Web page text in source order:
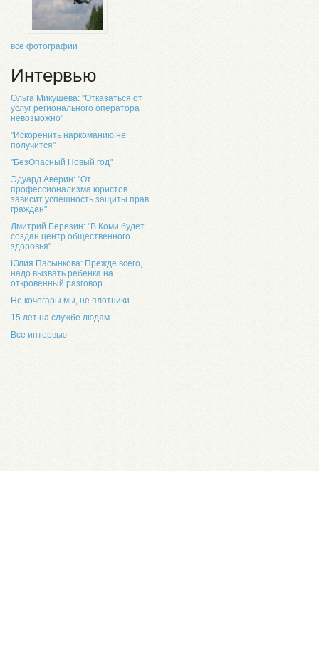
все фотографии
Интервью
Ольга Микушева: "Отказаться от
услуг регионального оператора
невозможно"
"Искоренить наркоманию не
получится"
"БезОпасный Новый год"
Эдуард Аверин: "От
профессионализма юристов
зависит успешность защиты прав
граждан"
Дмитрий Березин: "В Коми будет
создан центр общественного
здоровья"
Юлия Пасынкова: Прежде всего,
надо вызвать ребенка на
откровенный разговор
Не кочегары мы, не плотники...
15 лет на службе людям
Все интервью